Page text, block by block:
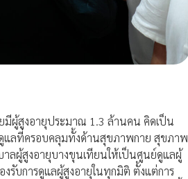
มีผู้สูงอายุประมาณ 1.3 ล้านคน คิดเป็น
ดูแลที่ครอบคลุมทั้งด้านสุขภาพกาย สุขภาพ
ลผู้สูงอายุบางขุนเทียนให้เป็นศูนย์ดูแลผู้
รับการดูแลผู้สูงอายุในทุกมิติ ตั้งแต่การ